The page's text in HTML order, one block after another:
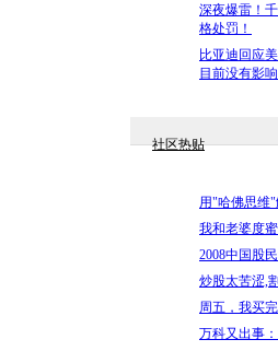
深夜爆雷！
格处罚！
比亚迪回应
目前没有影
社区热贴
用"哈佛思维
我和老婆度
2008中国股
炒股太苦涩,
周五，我买
万科又出事